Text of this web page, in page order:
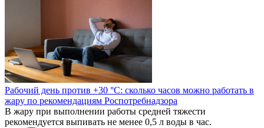
Рабочий день против +30 °C: сколько часов можно работать в
жару по рекомендациям Роспотребнадзора
В жару при выполнении работы средней тяжести
рекомендуется выпивать не менее 0,5 л воды в час.